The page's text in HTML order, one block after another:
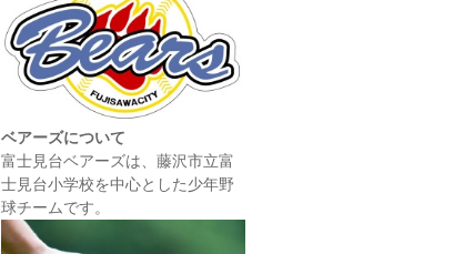
ベアーズについて
富士見台ベアーズは、藤沢市立富
士見台小学校を中心とした少年野
球チームです。